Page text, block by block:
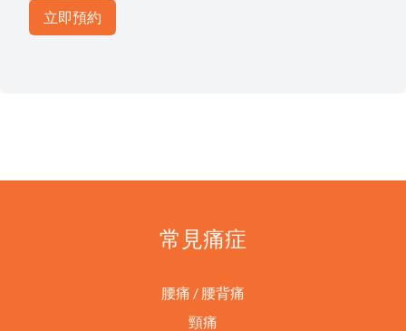
常見痛症
腰痛 / 腰背痛
頸痛